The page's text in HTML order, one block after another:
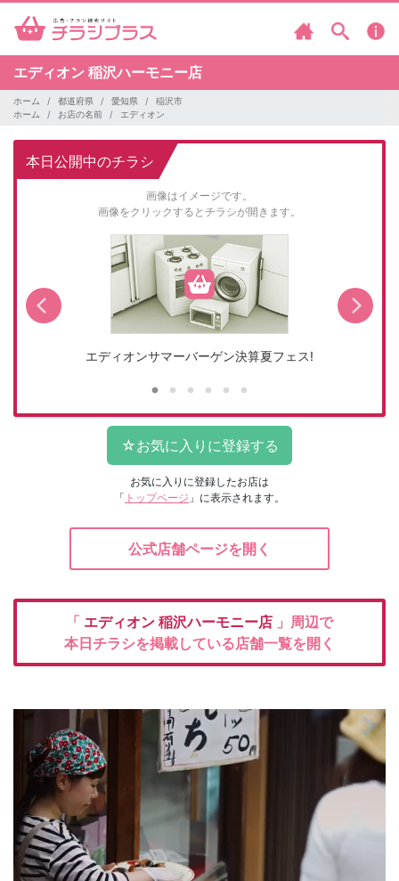
エディオン 稲沢ハーモニー店
ホーム 都道府県 愛知県
稲沢市
ホーム
お店の名前 エディオン
本日公開中のチラシ
画像はイメージです。
画像をクリックするとチラシが開きます。
エディオンサマーバーゲン決算夏フェス!
お気に入りに登録したお店は
「 トップページ 」に表示されます。
公式店舗ページを開く
「 エディオン 稲沢ハーモニー店 」周辺で
本日チラシを掲載している店舗一覧を開く